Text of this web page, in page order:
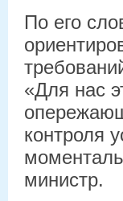
По его
«Для нас
контроля
министр.